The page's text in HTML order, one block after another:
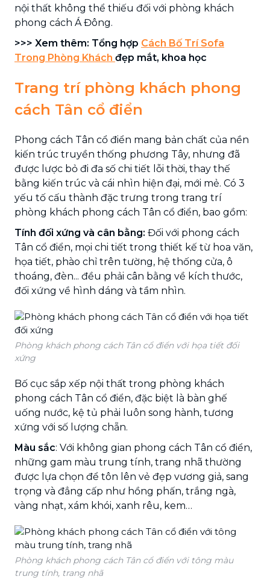
nội thất không thể thiếu đối với phòng khách
phong cách Á Đông.
>>> Xem thêm: Tổng hợp Cách Bố Trí Sofa
Trong Phòng Khách đẹp mắt, khoa học
Trang trí phòng khách phong
cách Tân cổ điển
Phong cách Tân cổ điển mang bản chất của nền
kiến trúc truyền thống phương Tây, nhưng đã
được lược bỏ đi đa số chi tiết lỗi thời, thay thế
bằng kiến trúc và cái nhìn hiện đại, mới mẻ. Có 3
yếu tố cấu thành đặc trưng trong trang trí
phòng khách phong cách Tân cổ điển, bao gồm:
Tính đối xứng và cân bằng: Đối với phong cách
Tân cổ điển, mọi chi tiết trong thiết kế từ hoa văn,
họa tiết, phào chỉ trên tường, hệ thống cửa, ô
thoáng, đèn... đều phải cân bằng về kích thước,
đối xứng về hình dáng và tầm nhìn.
Phòng khách phong cách Tân cổ điển với họa tiết đối
xứng
Bố cục sắp xếp nội thất trong phòng khách
phong cách Tân cổ điển, đặc biệt là bàn ghế
uống nước, kệ tủ phải luôn song hành, tương
xứng với số lượng chẵn.
Màu sắc: Với không gian phong cách Tân cổ điển,
những gam màu trung tính, trang nhã thường
được lựa chọn để tôn lên vẻ đẹp vương giả, sang
trọng và đẳng cấp như hồng phấn, trắng ngà,
vàng nhạt, xám khói, xanh rêu, kem…
Phòng khách phong cách Tân cổ điển với tông màu
trung tính, trang nhã